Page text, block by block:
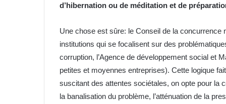
d’hibernation ou de méditation et de
Une chose est sûre: le Conseil de la concurrence
institutions qui se focalisent sur des
corruption, l’Agence de développement social et
petites et moyennes entreprises). Cette logique
suscitant des attentes sociétales, on opte pour la
la banalisation du problème, l’atténuation de la